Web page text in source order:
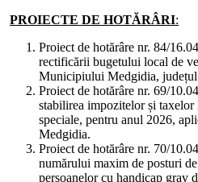
PROIECTE DE HOTĂRÂRI:
Proiect de hotărâre nr. 84/
rectificării bugetului local de
Municipiului Medgidia, județul
Proiect de hotărâre nr. 69/
stabilirea impozitelor și
speciale, pentru anul 2026,
Medgidia.
Proiect de hotărâre nr. 70/
numărului maxim de posturi
persoanelor cu handicap grav